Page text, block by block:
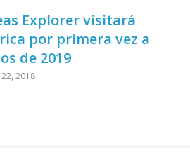
Explorer visitará
por primera vez a
de 2019
2018